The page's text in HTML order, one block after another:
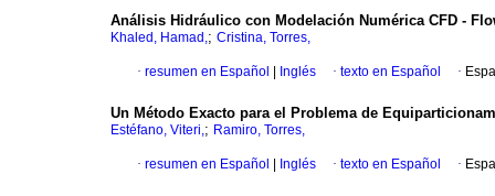
Análisis Hidráulico con Modelación Numérica CFD -
Khaled, Hamad,; Cristina, Torres,
· resumen en Español Inglés · texto en Español ·
Un Método Exacto para el Problema de
Estéfano, Viteri,; Ramiro, Torres,
· resumen en Español Inglés · texto en Español ·